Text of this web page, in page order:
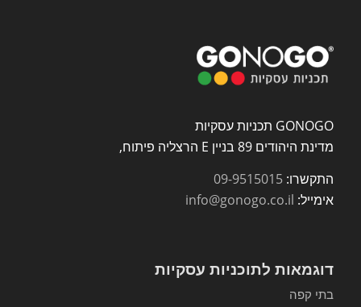
GONOGO תכניות עסקיות
מדינת היהודים 89 בניין E הרצליה פיתוח,
התקשרו: 09-9515015
אימייל: info@gonogo.co.il
דוגמאות לתוכניות עסקיות
בתי קפה